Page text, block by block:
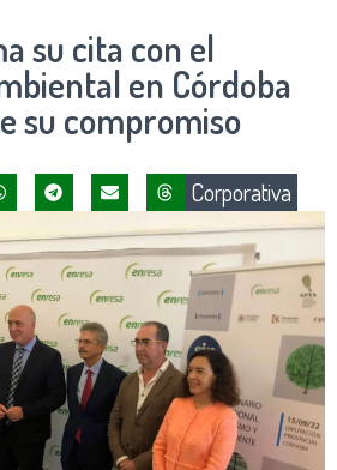
su cita con el
en Córdoba
su compromiso
Corporativa